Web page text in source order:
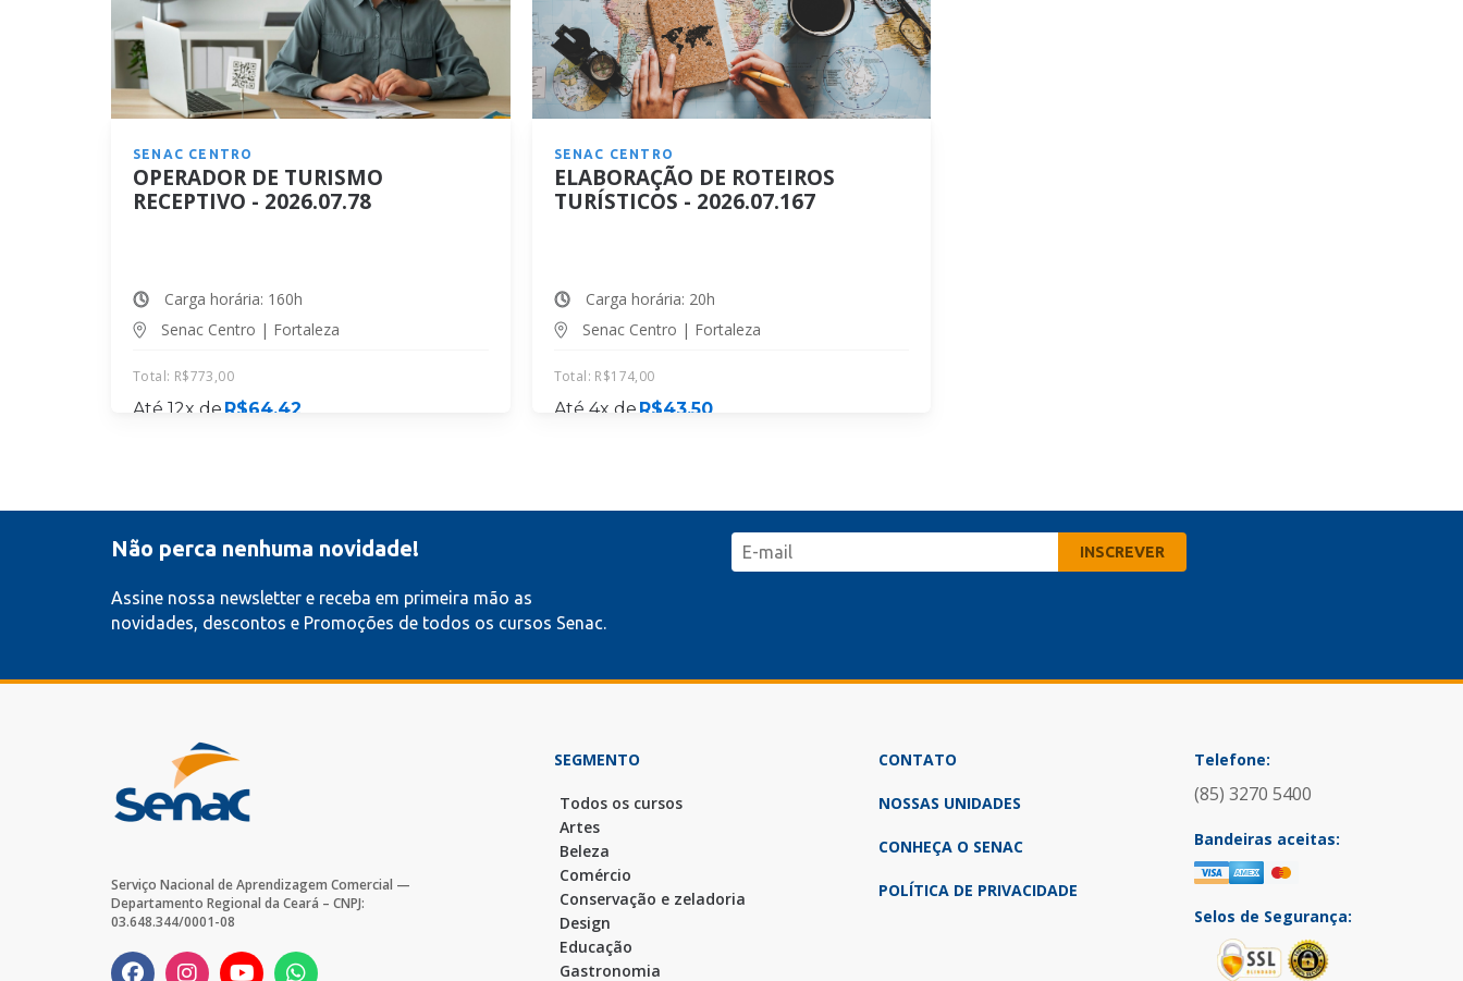
SENAC CENTRO
OPERADOR DE TURISMO
RECEPTIVO - 2026.07.78
Carga horária: 160h
Senac Centro | Fortaleza
Total: R$773,00
Até 12x de R$64,42
SENAC CENTRO
ELABORAÇÃO DE ROTEIROS
TURÍSTICOS - 2026.07.167
Carga horária: 20h
Senac Centro | Fortaleza
Total: R$174,00
Até 4x de R$43,50
Não perca nenhuma novidade!
Assine nossa newsletter e receba em primeira mão as
novidades, descontos e Promoções de todos os cursos Senac.
Serviço Nacional de Aprendizagem Comercial —
Departamento Regional da Ceará – CNPJ:
03.648.344/0001-08
SEGMENTO
Todos os cursos
Artes
Beleza
Comércio
Conservação e zeladoria
Design
Educação
Gastronomia
CONTATO
NOSSAS UNIDADES
CONHEÇA O SENAC
POLÍTICA DE PRIVACIDADE
Telefone:
(85) 3270 5400
Bandeiras aceitas:
Selos de Segurança: